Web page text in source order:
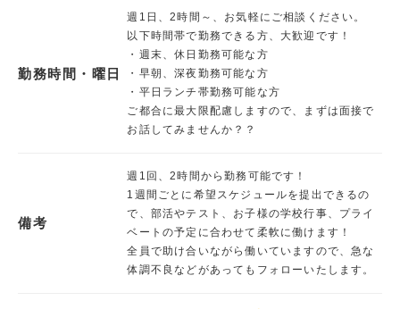
勤務時間・曜日
週1日、2時間～、お気軽にご相談ください。
以下時間帯で勤務できる方、大歓迎です！
・週末、休日勤務可能な方
・早朝、深夜勤務可能な方
・平日ランチ帯勤務可能な方
ご都合に最大限配慮しますので、まずは面接で
お話してみませんか？？
備考
週1回、2時間から勤務可能です！
1週間ごとに希望スケジュールを提出できるの
で、部活やテスト、お子様の学校行事、プライ
ベートの予定に合わせて柔軟に働けます！
全員で助け合いながら働いていますので、急な
体調不良などがあってもフォローいたします。